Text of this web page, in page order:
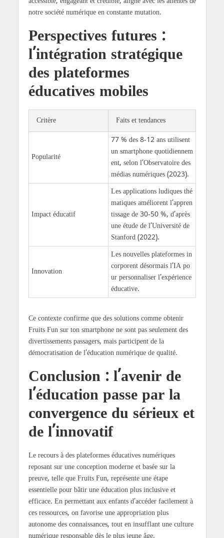
notre société numérique en constante mutation.
Perspectives futures :
l’intégration stratégique
des plateformes
éducatives mobiles
Critère Faits et tendances
Popularité
77 % des 8-12 ans utilisent
un smartphone quotidiennem
ent, selon l’Observatoire des
médias numériques (2023).
Impact éducatif
Les applications ludiques thé
matiques améliorent l’appren
tissage de 30-50 %, d’après
une étude de l’Université de
Stanford (2022).
Innovation
Les nouvelles plateformes in
corporent désormais l’IA po
ur personnaliser l’expérience
éducative.
Ce contexte confirme que des solutions comme obtenir
Fruits Fun sur ton smartphone ne sont pas seulement des
divertissements passagers, mais participent de la
démocratisation de l’éducation numérique de qualité.
Conclusion : l’avenir de
l’éducation passe par la
convergence du sérieux et
de l’innovatif
Le recours à des plateformes éducatives numériques
reposant sur une conception moderne et basée sur la
preuve, telle que Fruits Fun, représente une étape
essentielle pour bâtir une éducation plus inclusive et
efficace. En permettant aux enfants d’accéder facilement à
ces ressources, on favorise une appropriation plus
autonome des connaissances, tout en insufflant une culture
numérique responsable dès le plus jeune âge.